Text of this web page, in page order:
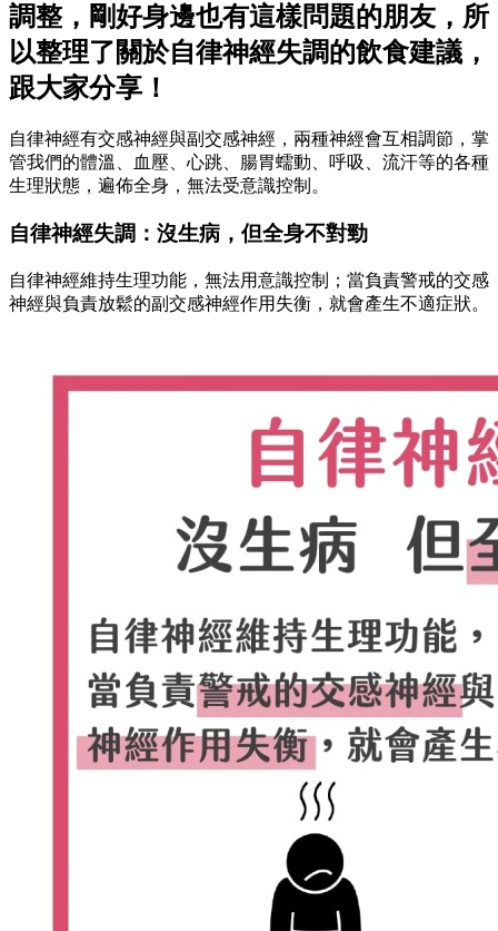
調整，剛好身邊也有這樣問題的朋友，所
以整理了關於自律神經失調的飲食建議，
跟大家分享！
自律神經有交感神經與副交感神經，兩種神經會互相調節，掌
管我們的體溫、血壓、心跳、腸胃蠕動、呼吸、流汗等的各種
生理狀態，遍佈全身，無法受意識控制。
自律神經失調：沒生病，但全身不對勁
自律神經維持生理功能，無法用意識控制；當負責警戒的交感
神經與負責放鬆的副交感神經作用失衡，就會產生不適症狀。